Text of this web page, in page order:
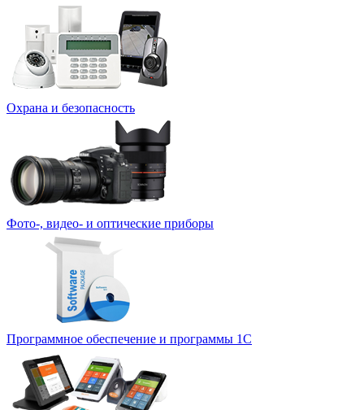
Охрана и безопасность
Фото-, видео- и оптические приборы
Программное обеспечение и программы 1С